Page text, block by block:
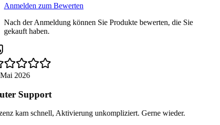
Anmelden zum Bewerten
Nach der Anmeldung können Sie Produkte bewerten, die Sie
gekauft haben.
2026
Support
kam schnell, Aktivierung unkompliziert. Gerne wieder.